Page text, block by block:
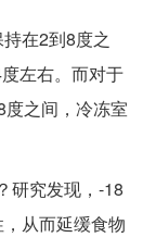
在2到8度之
左右。而对于
之间，冷冻室
研究发现，-18
从而延缓食物